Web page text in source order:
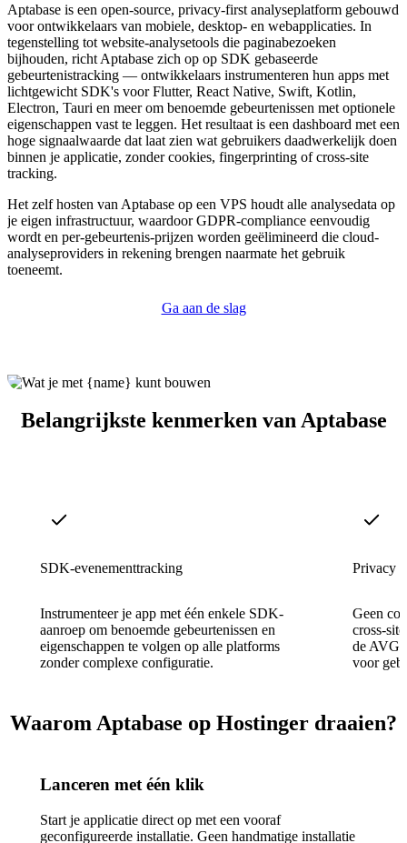
Aptabase is een open-source, privacy-first analyseplatform gebouwd
voor ontwikkelaars van mobiele, desktop- en webapplicaties. In
tegenstelling tot website-analysetools die paginabezoeken
bijhouden, richt Aptabase zich op op SDK gebaseerde
gebeurtenistracking — ontwikkelaars instrumenteren hun apps met
lichtgewicht SDK's voor Flutter, React Native, Swift, Kotlin,
Electron, Tauri en meer om benoemde gebeurtenissen met optionele
eigenschappen vast te leggen. Het resultaat is een dashboard met een
hoge signaalwaarde dat laat zien wat gebruikers daadwerkelijk doen
binnen je applicatie, zonder cookies, fingerprinting of cross-site
tracking.
Het zelf hosten van Aptabase op een VPS houdt alle analysedata op
je eigen infrastructuur, waardoor GDPR-compliance eenvoudig
wordt en per-gebeurtenis-prijzen worden geëlimineerd die cloud-
analyseproviders in rekening brengen naarmate het gebruik
toeneemt.
Ga aan de slag
Belangrijkste kenmerken van Aptabase
SDK-evenementtracking
Instrumenteer je app met één enkele SDK-
aanroep om benoemde gebeurtenissen en
eigenschappen te volgen op alle platforms
zonder complexe configuratie.
Privacy
Geen
cross-
de AVG
voor
Waarom Aptabase op Hostinger draaien?
Lanceren met één klik
Start je applicatie direct op met een vooraf
geconfigureerde installatie. Geen handmatige installatie